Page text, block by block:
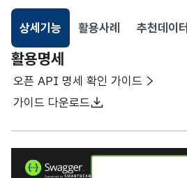
상세기능
선택됨
활용사례 추천데이터
활용명세
오픈 API 명세 확인 가이드
가이드 다운로드